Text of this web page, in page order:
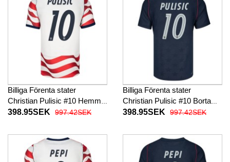
Billiga Förenta stater
Christian Pulisic #10 Hemma
fotbollskläder VM 2026
398.95SEK 997.42SEK
Billiga Förenta stater
Christian Pulisic #10 Borta
fotbollskläder VM 2026
398.95SEK 997.42SEK